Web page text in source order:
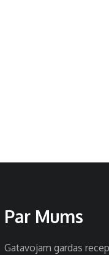
Par Mums
Gatavojam gardas